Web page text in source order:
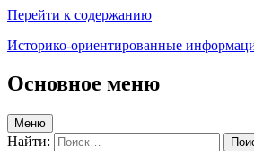
Перейти к содержанию
Историко-ориентированные
Основное меню
Меню
Найти: